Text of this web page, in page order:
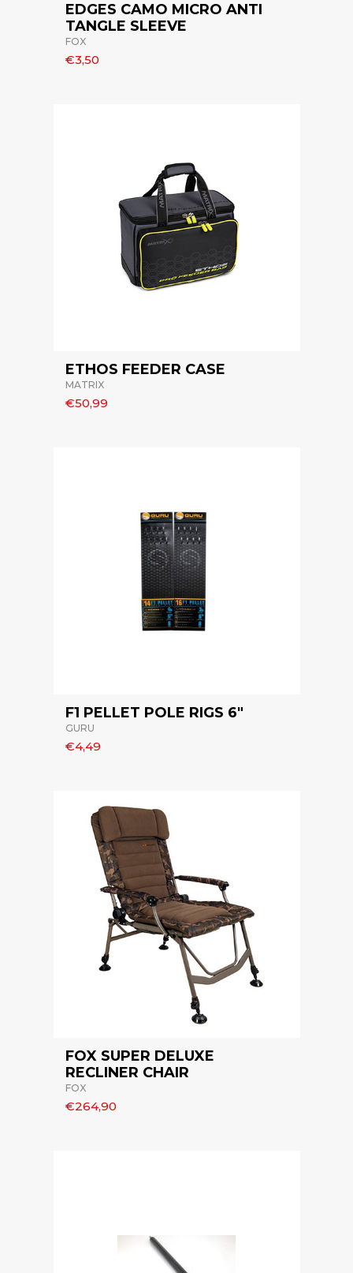
EDGES CAMO MICRO ANTI
TANGLE SLEEVE
FOX
€3,50
ETHOS FEEDER CASE
MATRIX
€50,99
F1 PELLET POLE RIGS 6"
GURU
€4,49
FOX SUPER DELUXE
RECLINER CHAIR
FOX
€264,90